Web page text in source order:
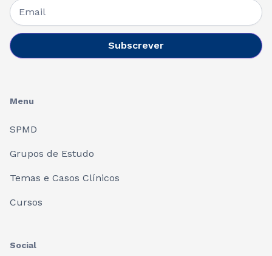
Menu
SPMD
Grupos de Estudo
Temas e Casos Clínicos
Cursos
Social